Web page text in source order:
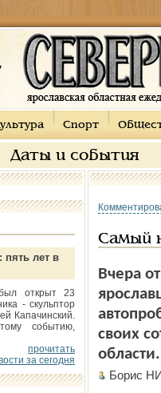
Спорт
Даты и события
пять лет в
открыт 23
- скульптор
Капачинский.
событию,
прочитать
за сегодня
Самый
Вчера
своих
области.
Борис